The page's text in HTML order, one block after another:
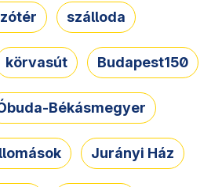
szálloda
körvasút Budapest150
Békásmegyer
Jurányi Ház